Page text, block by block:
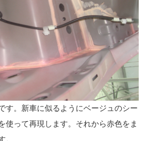
す。新車に似るようにベージュのシー
使って再現します。それから赤色をま
。